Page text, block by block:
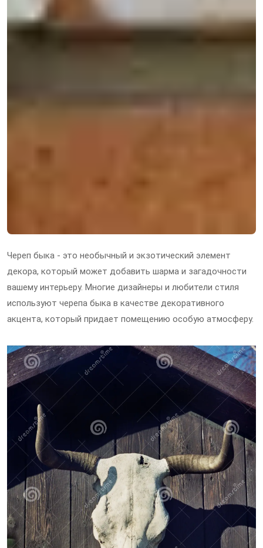
Череп быка - это необычный и экзотический элемент
декора, который может добавить шарма и загадочности
вашему интерьеру. Многие дизайнеры и любители стиля
используют черепа быка в качестве декоративного
акцента, который придает помещению особую атмосферу.